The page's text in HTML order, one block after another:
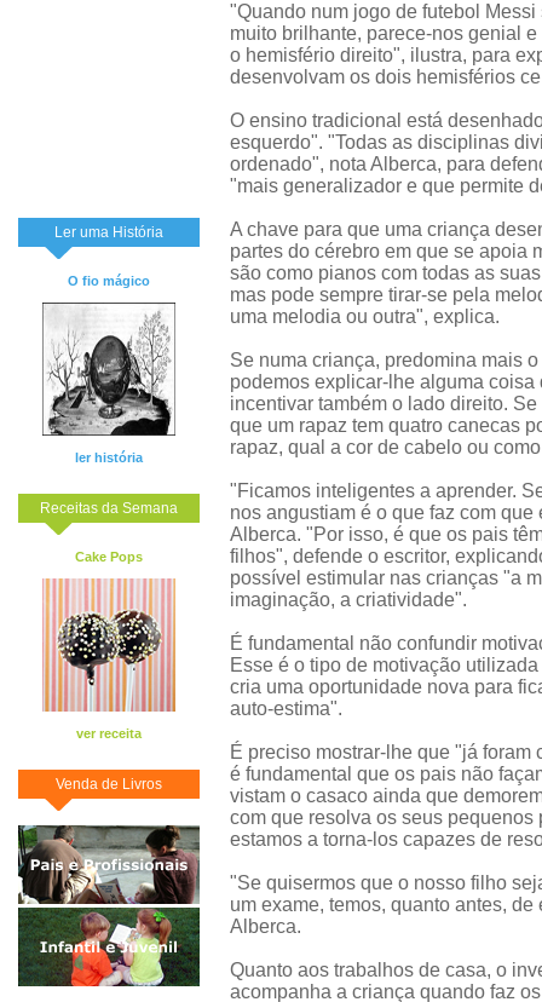
Ler uma História
O fio mágico
ler história
Receitas da Semana
Cake Pops
ver receita
Venda de Livros
"Quando num jogo de futebol
muito brilhante, parece-nos genial
o hemisfério direito", ilustra, para
desenvolvam os dois hemisférios
O ensino tradicional está
esquerdo". "Todas as disciplinas
ordenado", nota Alberca, para
"mais generalizador e que permite
A chave para que uma criança
partes do cérebro em que se apoia
são como pianos com todas as
mas pode sempre tirar-se pela
uma melodia ou outra", explica.
Se numa criança, predomina mais
podemos explicar-lhe alguma
incentivar também o lado direito.
que um rapaz tem quatro canecas
rapaz, qual a cor de cabelo ou
"Ficamos inteligentes a aprender.
nos angustiam é o que faz com
Alberca. "Por isso, é que os pais
filhos", defende o escritor,
possível estimular nas crianças "a
imaginação, a criatividade".
É fundamental não confundir
Esse é o tipo de motivação
cria uma oportunidade nova para
auto-estima".
É preciso mostrar-lhe que "já
é fundamental que os pais não
vistam o casaco ainda que
com que resolva os seus
estamos a torna-los capazes de
"Se quisermos que o nosso filho
um exame, temos, quanto antes,
Alberca.
Quanto aos trabalhos de casa, o
acompanha a criança quando faz